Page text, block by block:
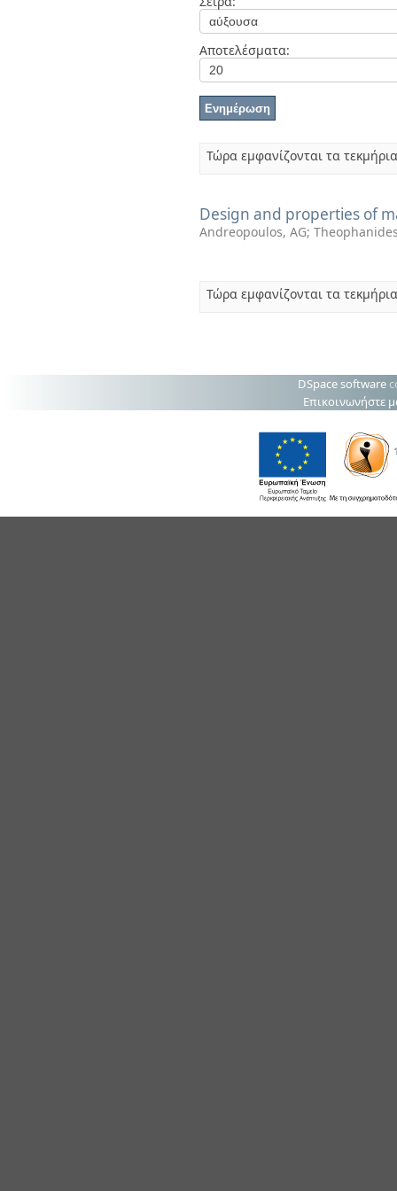
Αποτελέσματα:
Τώρα εμφανίζονται τα
Design and properties of
Andreopoulos, AG;
Τώρα εμφανίζονται τα
DSpace software
Επικοινωνήστε